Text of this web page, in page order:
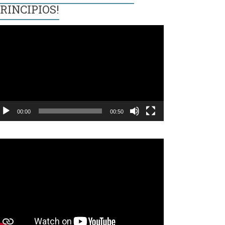
00:00 00:50